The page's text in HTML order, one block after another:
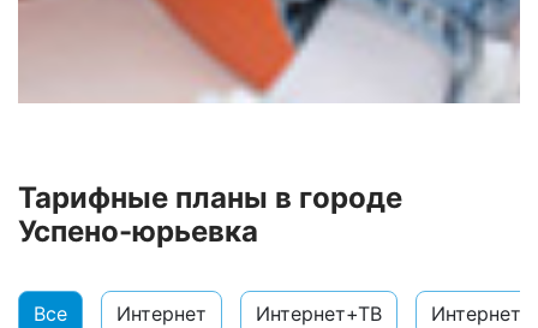
Тарифные планы в городе
Успено-юрьевка
Все Интернет Интернет+ТВ